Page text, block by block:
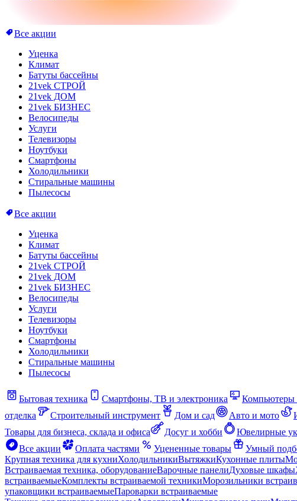
Все акции
Уценка
Климат
Батуты бассейны
21vek СТРОЙ
21vek ДОМ
21vek БИЗНЕС
Велосипеды
Услуги
Телевизоры
Ноутбуки
Смартфоны
Холодильники
Стиральные машины
Пылесосы
Все акции
Уценка
Климат
Батуты бассейны
21vek СТРОЙ
21vek ДОМ
21vek БИЗНЕС
Велосипеды
Услуги
Телевизоры
Ноутбуки
Смартфоны
Холодильники
Стиральные машины
Пылесосы
Бытовая техника Смартфоны, ТВ и электроника Компьютеры
отделка
Строительный инструмент Дом и сад Авто и мото
Товары для бизнеса, склада и офиса
Досуг и хобби Ювелирные
Все акции
Оплата частями Уцененные товары Умный
Крупная техника для кухниХолодильникиВытяжкиКухонные плиты
Встраиваемая техника, оборудованиеВарочные панелиДуховые шкафы
встраиваемыеКомплекты встраиваемой техникиМорозильники
упаковщики встраиваемыеПароварки встраиваемые